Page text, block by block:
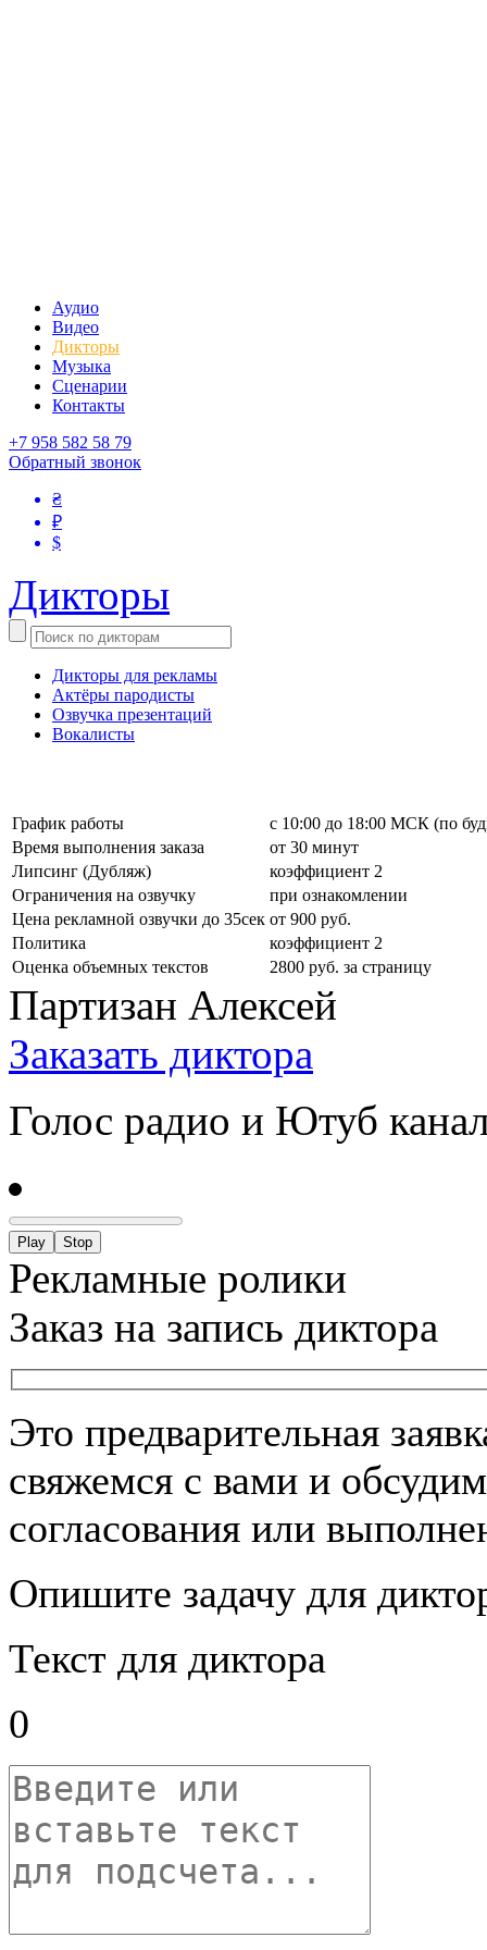
Аудио
Видео
Дикторы
Музыка
Сценарии
Контакты
+7 958 582 58 79
Обратный звонок
₴
₽
$
Дикторы
Дикторы для рекламы
Актёры пародисты
Озвучка презентаций
Вокалисты
График работы
с 10:00 до 18:00 МСК (по
Время выполнения заказа
от 30 минут
Липсинг (Дубляж)
коэффициент 2
Ограничения на озвучку
при ознакомлении
Цена рекламной озвучки до 35сек от 900 руб.
Политика
коэффициент 2
Оценка объемных текстов
2800 руб. за страницу
Партизан Алексей
Заказать диктора
Голос радио и Ютуб
Play Stop
Рекламные ролики
Заказ на запись диктора
Это предварительная
свяжемся с вами и
согласования или
Опишите задачу для
Текст для диктора
0